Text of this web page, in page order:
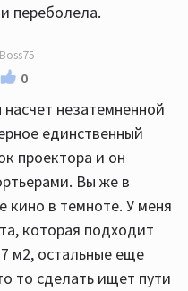
переболела.
0
незатемненной
единственный
проектора и он
Вы же в
кино в темноте. У меня
которая подходит
м2, остальные еще
то сделать ищет пути